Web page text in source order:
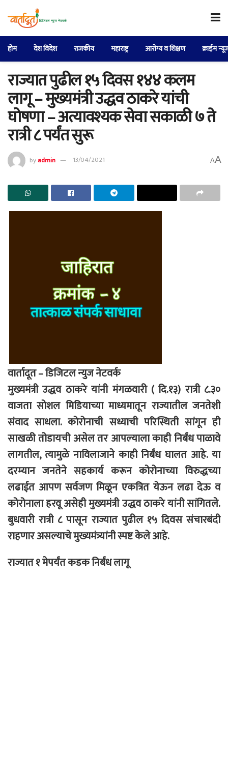
होम देश विदेश राजकीय महाराष्ट्र आरोग्य व शिक्षण क्राईम
राज्यात पुढील १५ दिवस १४४ कलम
लागू – मुख्यमंत्री उद्धव ठाकरे यांची
घोषणा – अत्यावश्यक सेवा सकाळी ७ ते
रात्री ८ पर्यंत सुरू
byadmin 13/04/2021 AA
वार्तादूत – डिजिटल न्युज नेटवर्क
मुख्यमंत्री उद्धव ठाकरे यांनी मंगळवारी ( दि.१३) रात्री ८.३०
वाजता सोशल मिडियाच्या माध्यमातून राज्यातील जनतेशी
संवाद साधला. कोरोनाची सध्याची परिस्थिती सांगून ही
साखळी तोडायची असेल तर आपल्याला काही निर्बंध पाळावे
लागतील, त्यामुळे नाविलाजाने काही निर्बंध घालत आहे. या
दरम्यान जनतेने सहकार्य करून कोरोनाच्या विरुद्धच्या
लढाईत आपण सर्वजण मिळून एकत्रित येऊन लढा देऊ व
कोरोनाला हरवू असेही मुख्यमंत्री उद्धव ठाकरे यांनी सांगितले.
बुधवारी रात्री ८ पासून राज्यात पुढील १५ दिवस संचारबंदी
राहणार असल्याचे मुख्यमंत्र्यांनी स्पष्ट केले आहे.
राज्यात १ मेपर्यंत कडक निर्बंध लागू